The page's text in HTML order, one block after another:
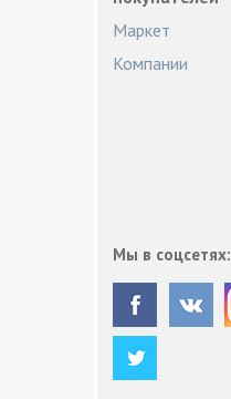
Маркет
Компании
Мы в соцсетях: